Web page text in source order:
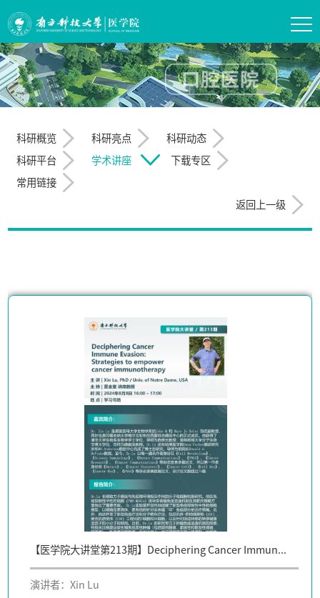
科研概览 科研亮点
科研动态
科研平台
学术讲座
下载专区
常用链接
返回上一级
【医学院大讲堂第213期】Deciphering Cancer Immun...
演讲者：Xin Lu